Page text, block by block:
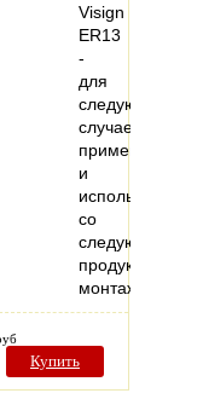
Visign
ER13
-
для
следующих
случаев
применения
и
использования
со
следующей
продукцией:
монтаж…
Купить